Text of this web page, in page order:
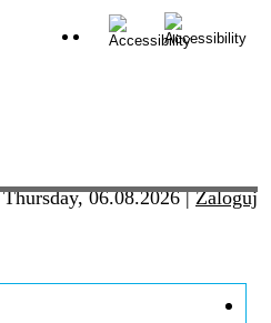
Thursday, 06.08.2026|Zaloguj